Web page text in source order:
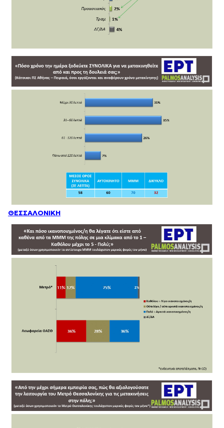
ΘΕΣΣΑΛΟΝΙΚΗ